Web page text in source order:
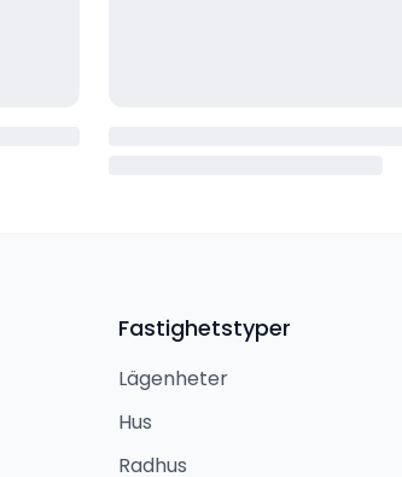
Fastighetstyper
Lägenheter
Hus
Radhus